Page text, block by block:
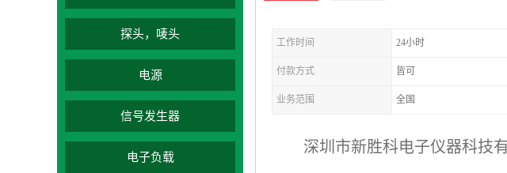
探头，唛头
电源
信号发生器
电子负载
工作时间 24小时
付款方式 皆可
业务范围 全国
深圳市新胜科电子仪器科技